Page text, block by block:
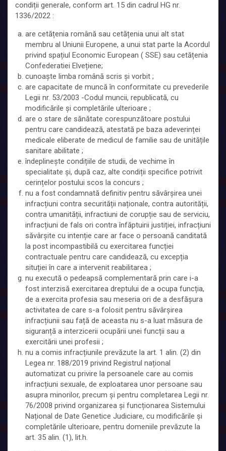
condiții generale, conform art. 15 din cadrul HG nr.
1336/2022 :
are cetățenia română sau cetățenia unui alt stat
membru al Uniunii Europene, a unui stat parte la Acordul
privind spațiul Economic European ( SSE) sau cetățenia
Confederatiei Elvețiene;
cunoaște limba română scris și vorbit ;
are capacitate de muncă în conformitate cu prevederile
Legii nr. 53/2003 -Codul muncii, republicată, cu
modificările și completările ulterioare ;
are o stare de sănătate corespunzătoare postului
pentru care candidează, atestată pe baza adeverinței
medicale eliberate de medicul de familie sau de unitățile
sanitare abilitate ;
îndeplinește condițiile de studii, de vechime în
specialitate și, după caz, alte condiții specifice potrivit
cerințelor postului scos la concurs ;
nu a fost condamnată definitiv pentru săvârșirea unei
infracțiuni contra securității naționale, contra autorității,
contra umanității, infractiuni de corupție sau de serviciu,
infracțiuni de fals ori contra înfăptuirii justiției, infracțiuni
săvârșite cu intenție care ar face o persoană canditată
la post incompastibilă cu exercitarea funcției
contractuale pentru care candidează, cu excepția
situției în care a intervenit reabilitarea ;
nu execută o pedeapsă complementară prin care i-a
fost interzisă exercitarea dreptului de a ocupa funcția,
de a exercita profesia sau meseria ori de a desfășura
activitatea de care s-a folosit pentru săvârșirea
infracțiunii sau față de aceasta nu s-a luat măsura de
siguranță a interzicerii ocupării unei funcții sau a
exercitării unei profesii ;
nu a comis infracțiunile prevăzute la art. 1 alin. (2) din
Legea nr. 188/2019 privind Registrul național
automatizat cu privire la persoanele care au comis
infracțiuni sexuale, de exploatarea unor persoane sau
asupra minorilor, precum și pentru completarea Legii nr.
76/2008 privind organizarea și funcționarea Sistemului
Național de Date Genetice Judiciare, cu modificările și
completările ulterioare, pentru domeniile prevăzute la
art. 35 alin. (1), lit.h.